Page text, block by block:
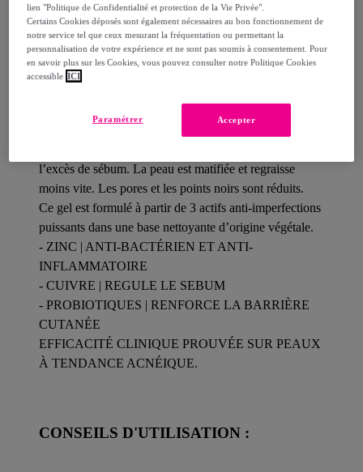
Besoin de nettoyer votre peau en profondeur,
découvrez notre gel purifiant intense Normaderm
Phytosolution, formulé à partir d'une base lavante
d'origine végétale.
l’excès de sébum. La peau est matifiée et regraisse
moins vite. Les pores et les points noirs sont réduits.
Ce gel est formulé à partir de 3 actifs anti-imperfections
puissants dans une base nettoyante d’origine végétale.
- ZINC | ANTI-BACTÉRIEN ET ANTI-
INFLAMMATOIRE
- CUIVRE | REGULE LE SEBUM
- PROBIOTIQUES | RENFORCE LA BARRIÈRE
CUTANÉE
EFFICACITÉ CLINIQUE PROUVÉE SUR PEAUX
À TENDANCE ACNÉIQUE.
CONSEILS D'UTILISATION :
lien "Politique de Confidentialité et protection de la Vie Privée".
Certains Cookies déposés sont également nécessaires au bon fonctionnement de
notre service tel que ceux mesurant la fréquentation ou permettant la
personnalisation de votre expérience et ne sont pas soumis à consentement. Pour
en savoir plus sur les Cookies, vous pouvez consulter notre Politique Cookies
accessible ICI
Accepter
Paramétrer